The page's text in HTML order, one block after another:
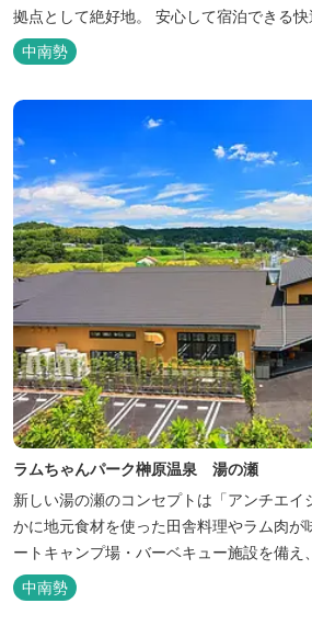
拠点として絶好地。 安心して宿泊できる
スも行き届いています。一志・ 嬉野のゴル
中南勢
ラムちゃんパーク榊原温泉 湯の瀬
新しい湯の瀬のコンセプトは「アンチエイ
かに地元食材を使った田舎料理やラム肉が
ートキャンプ場・バーベキュー施設を備え
「湯の瀬市場」を設け、新鮮野菜の販売が
観光旅行が困難な障がい者や介助が必要な
中南勢